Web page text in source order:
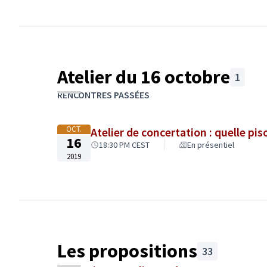
Atelier du 16 octobre 1
L'élément suivant est une carte qui présente les
Passer la carte
−
RENCONTRES PASSÉES
OCT.
16
2019
Atelier de concertation : quelle
18:30 PM CEST En présentiel
Les propositions 33